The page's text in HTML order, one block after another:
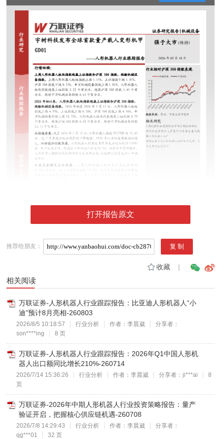
打开报告原文
推荐给朋友：
收藏|
相关阅读
万联证券-人形机器人行业跟踪报告：比亚迪人形机器人“小
迪”预计8月亮相-260803
2026/8/5 10:18:57 行业分析 作者：李晨崴
分享者：
son****ing
8 页
万联证券-人形机器人行业跟踪报告：2026年Q1中国人形机
器人出口额同比增长210%-260714
2026/7/14 15:36:26 行业分析 作者：李晨崴 分享者：ji***ai
8
页
万联证券-2026年中期人形机器人行业投资策略报告：量产
验证开启，把握核心供应链机遇-260708
2026/7/8 14:29:43 行业分析 作者：李晨崴
分享者：
qg***01
32 页